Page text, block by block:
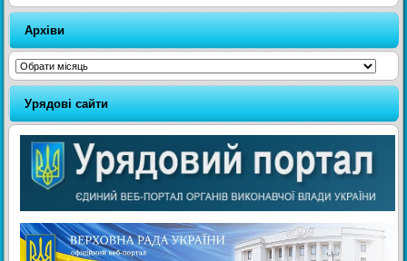
Архіви
Архіви
Урядові сайти